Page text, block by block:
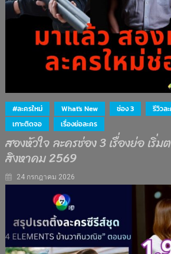
#ละครใหม่ What's New ช่อง 3 รีวิวล
เกาะติดจอ
เรื่องย่อละคร
สองหัวใจ ละครช่อง 3 เรื่องย่อ เริ่
สิงหาคม 2569
24 กรกฎาคม 2026